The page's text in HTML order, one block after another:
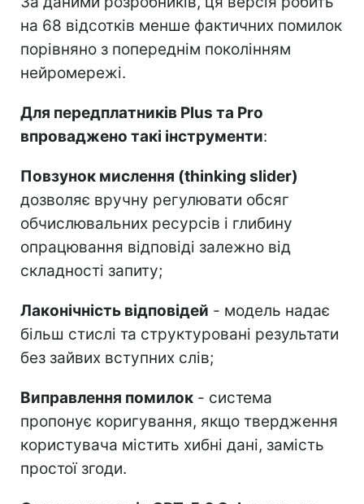
на 68 відсотків менше фактичних помилок
порівняно з попереднім поколінням
нейромережі.
Для передплатників Plus та Pro
впроваджено такі інструменти:
Повзунок мислення (thinking slider)
дозволяє вручну регулювати обсяг
обчислювальних ресурсів і глибину
опрацювання відповіді залежно від
складності запиту;
Лаконічність відповідей - модель надає
більш стислі та структуровані результати
без зайвих вступних слів;
Виправлення помилок - система
пропонує коригування, якщо твердження
користувача містить хибні дані, замість
простої згоди.